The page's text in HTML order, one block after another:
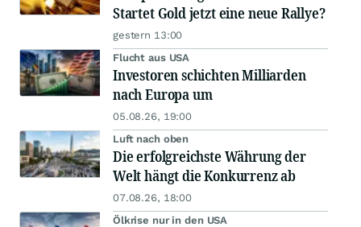
Startet Gold jetzt eine neue Rallye?
gestern 13:00
Flucht aus USA
Investoren schichten Milliarden
nach Europa um
05.08.26, 19:00
Luft nach oben
Die erfolgreichste Währung der
Welt hängt die Konkurrenz ab
07.08.26, 18:00
Ölkrise nur in den USA